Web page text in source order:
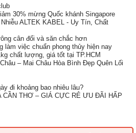
30% mừng Quốc khánh Singapore
ALTEK KABEL - Uy Tín, Chất
cân đối và săn chắc hơn
làm việc chuẩn phong thủy hiện nay
chất lượng, giá tốt tại TP.HCM
– Mai Châu Hòa Bình Đẹp Quên Lối
đi khoảng bao nhiêu lâu?
CẦN THƠ – GIÁ CỰC RẺ ƯU ĐÃI HẤP